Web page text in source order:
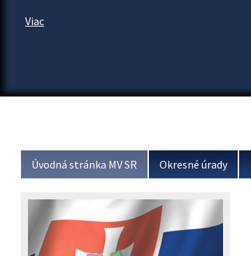
Viac
Úvodná stránka MV SR Okresné úrady